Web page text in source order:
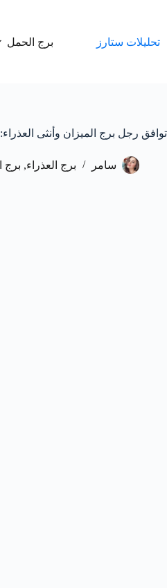
تحليلات ستارز برج الحمل
توافق رجل برج الميزان وأنثى
سامر برج العذراء, برج